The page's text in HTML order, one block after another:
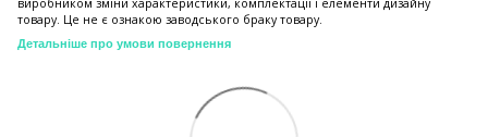
виробником зміни характеристики, комплектації і елементи дизайну
товару. Це не є ознакою заводського браку товару.
Детальніше про умови повернення